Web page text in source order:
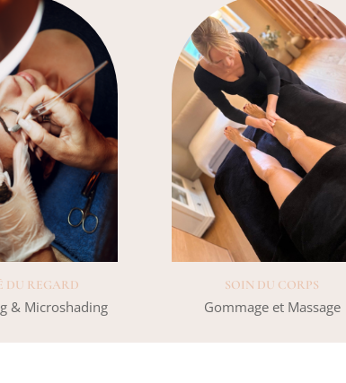
DU REGARD
& Microshading
SOIN DU CORPS
Gommage et Massage